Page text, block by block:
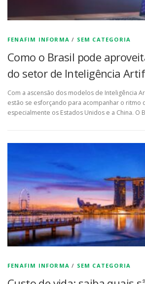
FENAFIM INFORMA / SEM CATEGORIA
Como o Brasil pode
do setor de Inteligência
Com a ascensão dos modelos de Inteligência
estão se esforçando para acompanhar o ritmo
especialmente os Estados Unidos e a China. O
FENAFIM INFORMA / SEM CATEGORIA